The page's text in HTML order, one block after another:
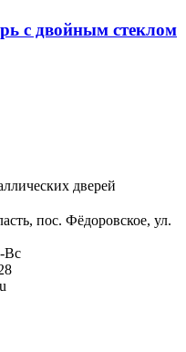
с двойным стеклом
дверей
пос. Фёдоровское, ул.
Вс